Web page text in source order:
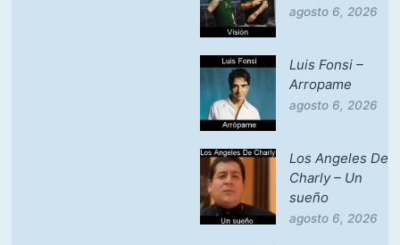
agosto 6, 2026
Luis Fonsi –
Arropame
agosto 6, 2026
Los Angeles De
Charly – Un
sueño
agosto 6, 2026